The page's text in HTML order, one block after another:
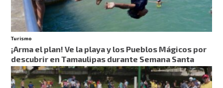
Turismo
¡Arma el plan! Ve la playa y los Pueblos Mágicos por
descubrir en Tamaulipas durante Semana Santa